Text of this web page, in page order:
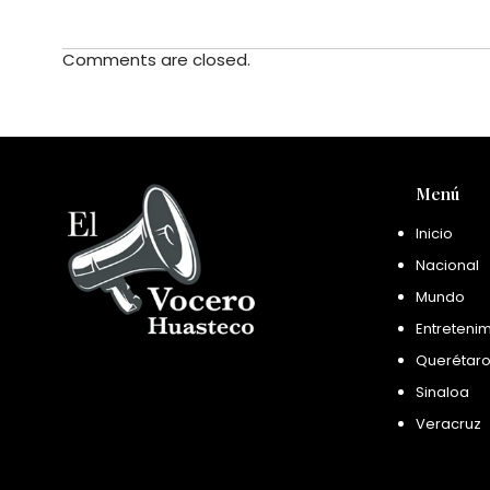
Comments are closed.
Menú
Inicio
Nacional
Mundo
Querétaro
Sinaloa
Veracruz